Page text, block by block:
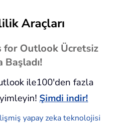
Araçları
for Outlook Ücretsiz
ile100'den fazla
Şimdi indir!
yapay zeka teknolojisi